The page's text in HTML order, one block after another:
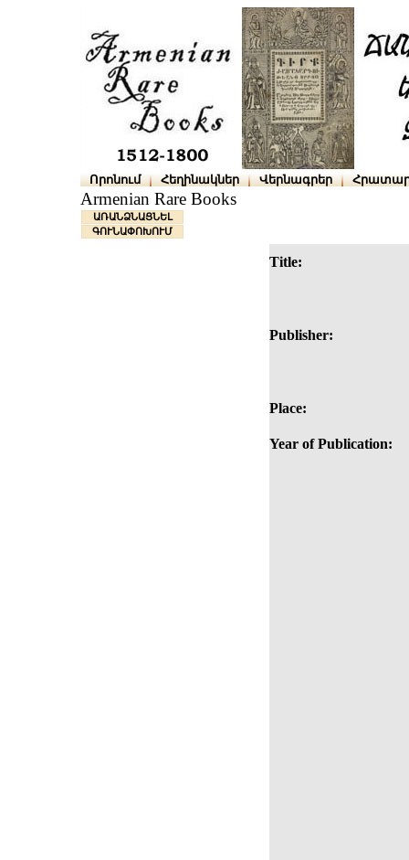
Որոնում Հեղինակներ Վերնագրեր
Armenian Rare Books
ԱՌԱՆՁՆԱՑՆԵԼ
ԳՈՒՆԱՓՈԽՈՒՄ
Title:
Publisher:
Place:
Year of Publication: